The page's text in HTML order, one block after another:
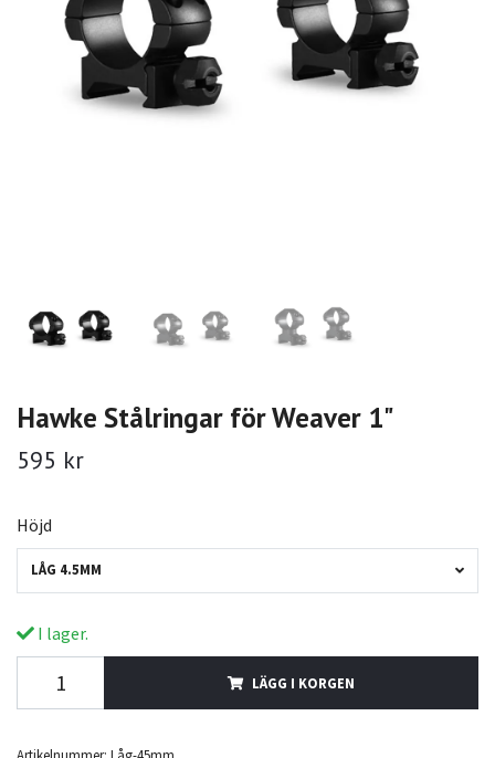
Hawke Stålringar för Weaver 1"
595 kr
Höjd
LÅG 4.5MM
I lager.
LÄGG I KORGEN
Artikelnummer: Låg-45mm